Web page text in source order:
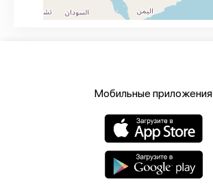
Мобильные приложения